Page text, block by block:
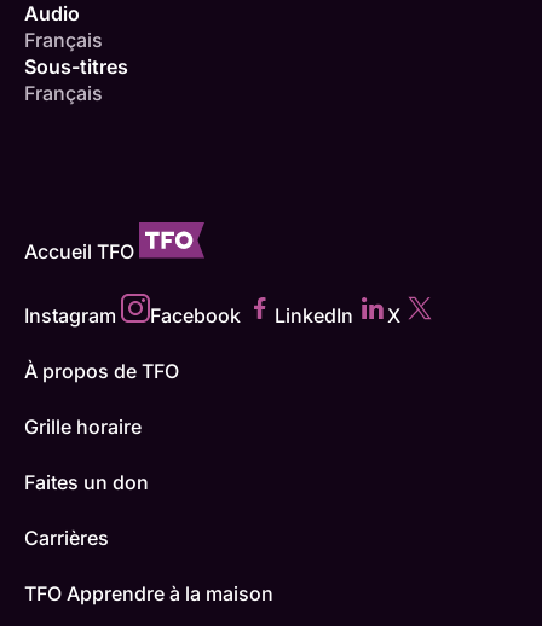
Audio
Français
Sous-titres
Français
Accueil TFO
Instagram Facebook LinkedIn X
À propos de TFO
Grille horaire
Faites un don
Carrières
TFO Apprendre à la maison